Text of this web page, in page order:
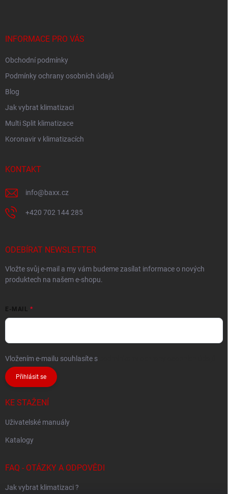
INFORMACE PRO VÁS
Obchodní podmínky
Podmínky ochrany osobních údajů
Blog
Jak vybrat klimatizaci
Multi Split klimatizace
Koronavir v klimatizacích
KONTAKT
info@baxx.cz
+420 702 144 285
ODEBÍRAT NEWSLETTER
Vložte svůj e-mail a my vám budeme zasílat informace o nových
produktech na našem e-shopu.
E-MAIL
Vložením e-mailu souhlasíte s
Přihlásit se
KE STAŽENÍ
Uživatelské manuály
Katalogy
FAQ - OTÁZKY A ODPOVĚDI
Jak vybrat klimatizaci ?